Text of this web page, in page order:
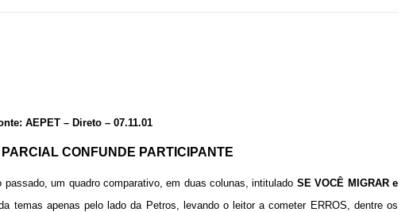
AEPET – Direto – 07.11.01
CONFUNDE PARTICIPANTE
um quadro comparativo, em duas colunas, intitulado SE VOCÊ MIGRAR e
temas apenas pelo lado da Petros, levando o leitor a cometer ERROS, dentre os